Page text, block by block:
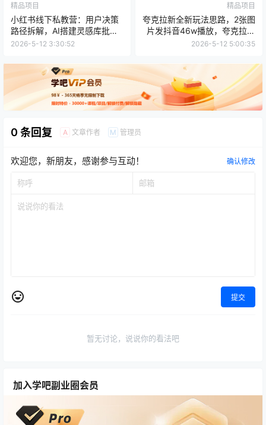
精品项目
小红书线下私教营：用户决策
路径拆解，AI搭建灵感库批量
做爆款
2026-5-12 3:30:52
精品项目
夸克拉新全新玩法思路，2张图
片发抖音46w播放，夸克拉新
到手7700+，3385字完整教
2026-5-12 5:00:35
0 条回复 A 文章作者 M 管理员
欢迎您，新朋友，感谢参与互动！ 确认修改
提交
暂无讨论，说说你的看法吧
加入学吧副业圈会员